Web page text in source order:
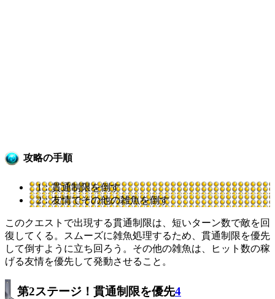
攻略の手順
1：貫通制限を倒す
2：友情でその他の雑魚を倒す
このクエストで出現する貫通制限は、短いターン数で敵を回
復してくる。スムーズに雑魚処理するため、貫通制限を優先
して倒すように立ち回ろう。その他の雑魚は、ヒット数の稼
げる友情を優先して発動させること。
第2ステージ！貫通制限を優先4